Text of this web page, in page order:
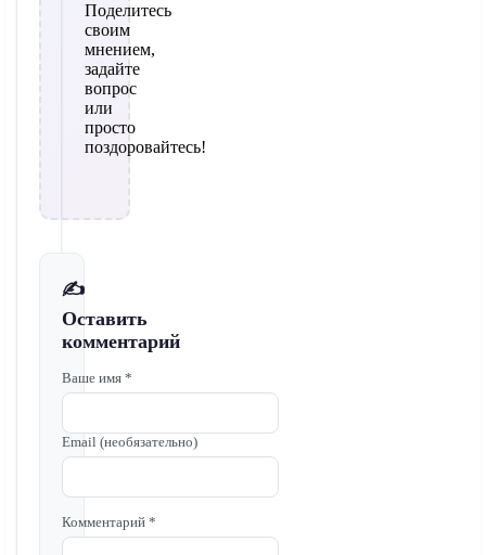
Поделитесь
своим
мнением,
задайте
вопрос
или
просто
поздоровайтесь!
✍️
Оставить
комментарий
Ваше имя *
Email (необязательно)
Комментарий *